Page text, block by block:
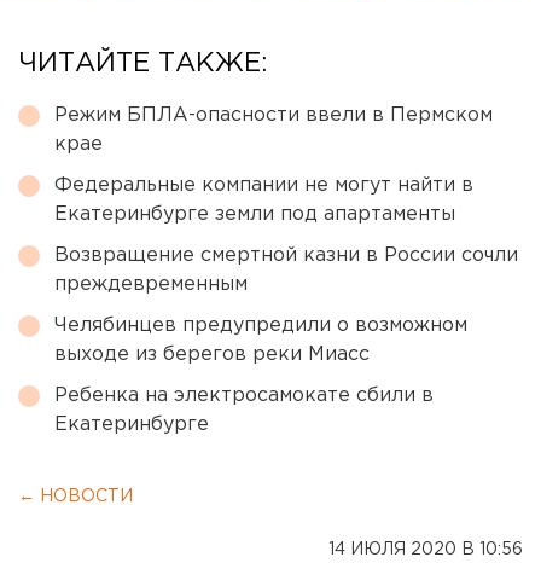
ЧИТАЙТЕ ТАКЖЕ:
Режим БПЛА-опасности ввели в Пермском
крае
Федеральные компании не могут найти в
Екатеринбурге земли под апартаменты
Возвращение смертной казни в России сочли
преждевременным
Челябинцев предупредили о возможном
выходе из берегов реки Миасс
Ребенка на электросамокате сбили в
Екатеринбурге
← НОВОСТИ
14 ИЮЛЯ 2020 В 10:56